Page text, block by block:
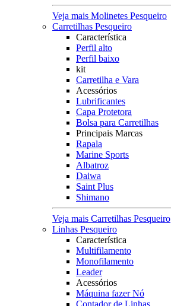
Veja mais Molinetes Pesqueiro
Carretilhas Pesqueiro
Característica
Perfil alto
Perfil baixo
kit
Carretilha e Vara
Acessórios
Lubrificantes
Capa Protetora
Bolsa para Carretilhas
Principais Marcas
Rapala
Marine Sports
Albatroz
Daiwa
Saint Plus
Shimano
Veja mais Carretilhas Pesqueiro
Linhas Pesqueiro
Característica
Multifilamento
Monofilamento
Leader
Acessórios
Máquina fazer Nó
Contador de Linhas